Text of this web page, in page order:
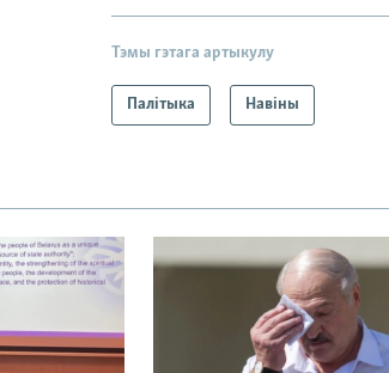
Тэмы гэтага артыкулу
Палітыка Навіны